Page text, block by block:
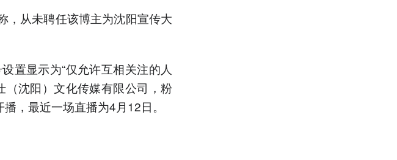
，从未聘任该博主为沈阳宣传大
置显示为“仅允许互相关注的人
（沈阳）文化传媒有限公司，粉
，最近一场直播为4月12日。